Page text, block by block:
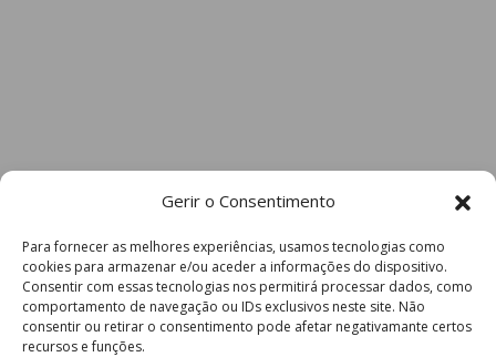
Gerir o Consentimento
Para fornecer as melhores experiências, usamos tecnologias como
cookies para armazenar e/ou aceder a informações do dispositivo.
Consentir com essas tecnologias nos permitirá processar dados, como
comportamento de navegação ou IDs exclusivos neste site. Não
consentir ou retirar o consentimento pode afetar negativamante certos
recursos e funções.